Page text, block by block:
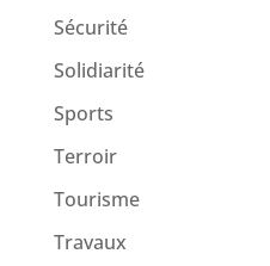
Sécurité
Solidiarité
Sports
Terroir
Tourisme
Travaux